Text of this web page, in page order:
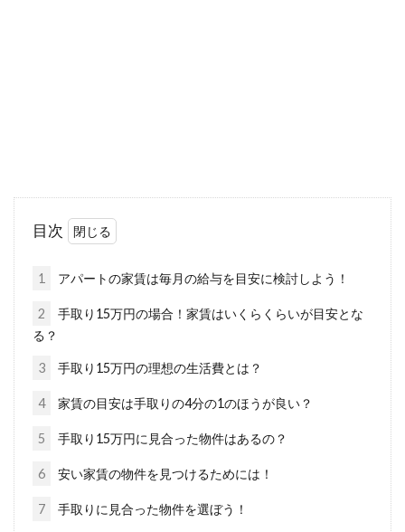
ペット可物件を探す
シェアハウスを大阪で探そう！安い
だけではない特徴とは？
大阪は、伝統文化と現代的な生活が融合した魅
力あふれる場所です。その大阪に住んでみませ
目次
1 アパートの家賃は毎月の給与を目安に検討しよう！
2
手取り15万円の場合！家賃はいくらくらいが目安とな
る？
3 手取り15万円の理想の生活費とは？
4 家賃の目安は手取りの4分の1のほうが良い？
5 手取り15万円に見合った物件はあるの？
6 安い家賃の物件を見つけるためには！
7 手取りに見合った物件を選ぼう！